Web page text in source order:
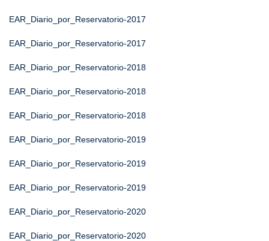
EAR_Diario_por_Reservatorio-2017
EAR_Diario_por_Reservatorio-2017
EAR_Diario_por_Reservatorio-2018
EAR_Diario_por_Reservatorio-2018
EAR_Diario_por_Reservatorio-2018
EAR_Diario_por_Reservatorio-2019
EAR_Diario_por_Reservatorio-2019
EAR_Diario_por_Reservatorio-2019
EAR_Diario_por_Reservatorio-2020
EAR_Diario_por_Reservatorio-2020